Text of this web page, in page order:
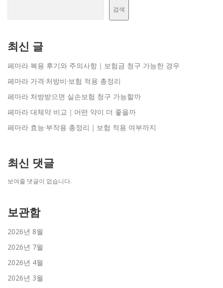
검색
최신 글
페마라 복용 후기와 주의사항｜보험금 청구 가능한 경우
페마라 가격·처방비·보험 적용 총정리
페마라 처방받으면 실손보험 청구 가능할까
페마라 대체약 비교｜어떤 약이 더 좋을까
페마라 효능·부작용 총정리｜보험 적용 여부까지
최신 댓글
보여줄 댓글이 없습니다.
보관함
2026년 8월
2026년 7월
2026년 4월
2026년 3월